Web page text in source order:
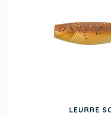
LEURRE